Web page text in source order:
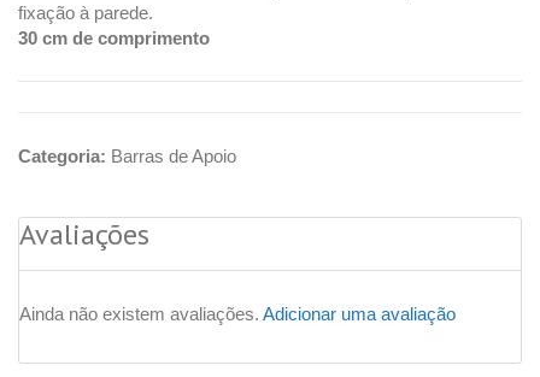
fixação à parede.
30 cm de comprimento
Categoria: Barras de Apoio
Avaliações
Ainda não existem avaliações. Adicionar uma avaliação